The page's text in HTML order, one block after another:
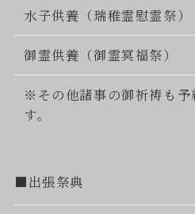
水子供養（瑞稚霊慰霊祭）
御霊供養（御霊冥福祭）
※その他諸事の御祈祷も予
す。
■出張祭典